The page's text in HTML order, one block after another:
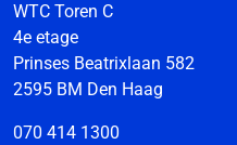
WTC Toren C
4e etage
Prinses Beatrixlaan 582
2595 BM Den Haag
070 414 1300